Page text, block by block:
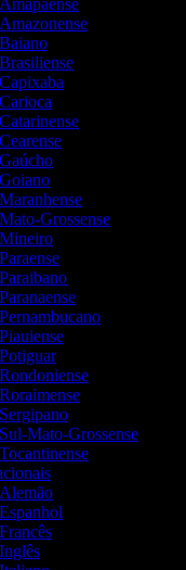
Amazonense
Baiano
Brasiliense
Capixaba
Carioca
Catarinense
Cearense
Gaúcho
Goiano
Maranhense
Mato-Grossense
Mineiro
Paraense
Paraibano
Paranaense
Pernambucano
Piauiense
Potiguar
Rondoniense
Roraimense
Sergipano
Sul-Mato-Grossense
Tocantinense
Alemão
Espanhol
Francês
Inglês